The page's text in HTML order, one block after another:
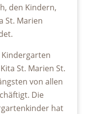
den Kindern,
St. Marien
St. Marien St.
von allen
Die
hat